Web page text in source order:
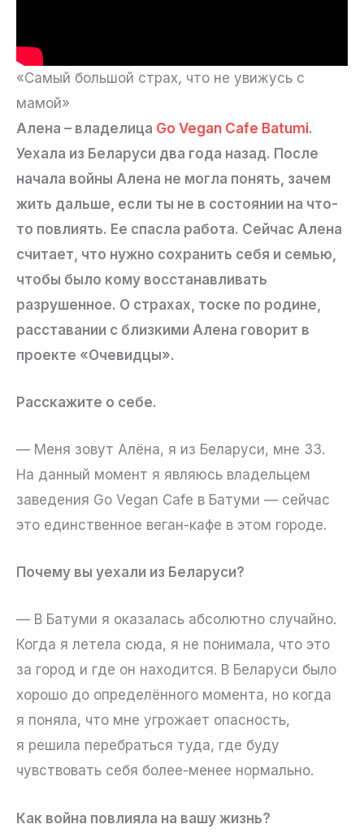
«Самый большой страх, что не увижусь с
мамой»
Алена – владелица Go Vegan Cafe Batumi.
Уехала из Беларуси два года назад. После
начала войны Алена не могла понять, зачем
жить дальше, если ты не в состоянии на что-
то повлиять. Ее спасла работа. Сейчас Алена
считает, что нужно сохранить себя и семью,
чтобы было кому восстанавливать
разрушенное. О страхах, тоске по родине,
расставании с близкими Алена говорит в
проекте «Очевидцы».
Расскажите о себе.
— Меня зовут Алёна, я из Беларуси, мне 33.
На данный момент я являюсь владельцем
заведения Go Vegan Cafe в Батуми — сейчас
это единственное веган-кафе в этом городе.
Почему вы уехали из Беларуси?
— В Батуми я оказалась абсолютно случайно.
Когда я летела сюда, я не понимала, что это
за город и где он находится. В Беларуси было
хорошо до определённого момента, но когда
я поняла, что мне угрожает опасность,
я решила перебраться туда, где буду
чувствовать себя более-менее нормально.
Как война повлияла на вашу жизнь?